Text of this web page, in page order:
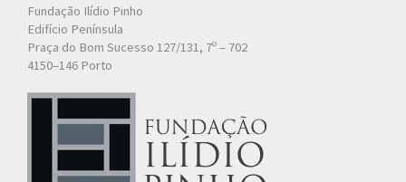
Fundação Ilídio Pinho
Edifício Península
Praça do Bom Sucesso 127/131, 7º – 702
4150–146 Porto